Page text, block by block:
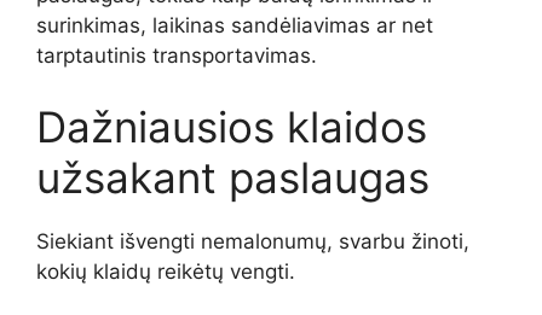
surinkimas, laikinas sandėliavimas ar net
tarptautinis transportavimas.
Dažniausios klaidos
užsakant paslaugas
Siekiant išvengti nemalonumų, svarbu žinoti,
kokių klaidų reikėtų vengti.